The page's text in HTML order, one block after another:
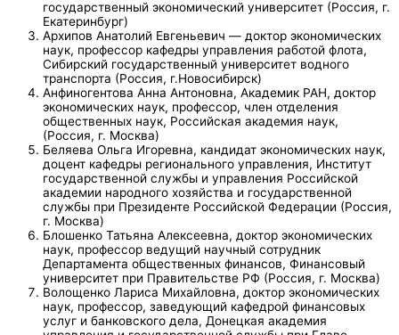
государственный экономический университет (Россия, г.
Екатеринбург)
Архипов Анатолий Евгеньевич — доктор экономических
наук, профессор кафедры управления работой флота,
Сибирский государственный университет водного
транспорта (Россия, г.Новосибирск)
Анфиногентова Анна Антоновна, Академик РАН, доктор
экономических наук, профессор, член отделения
общественных наук, Российская академия наук,
(Россия, г. Москва)
Беляева Ольга Игоревна, кандидат экономических наук,
доцент кафедры регионального управления, Институт
государственной службы и управления Российской
академии народного хозяйства и государственной
службы при Президенте Российской Федерации (Россия,
г. Москва)
Блошенко Татьяна Алексеевна, доктор экономических
наук, профессор ведущий научный сотрудник
Департамента общественных финансов, Финансовый
университет при Правительстве РФ (Россия, г. Москва)
Волощенко Лариса Михайловна, доктор экономических
наук, профессор, заведующий кафедрой финансовых
услуг и банковского дела, Донецкая академия